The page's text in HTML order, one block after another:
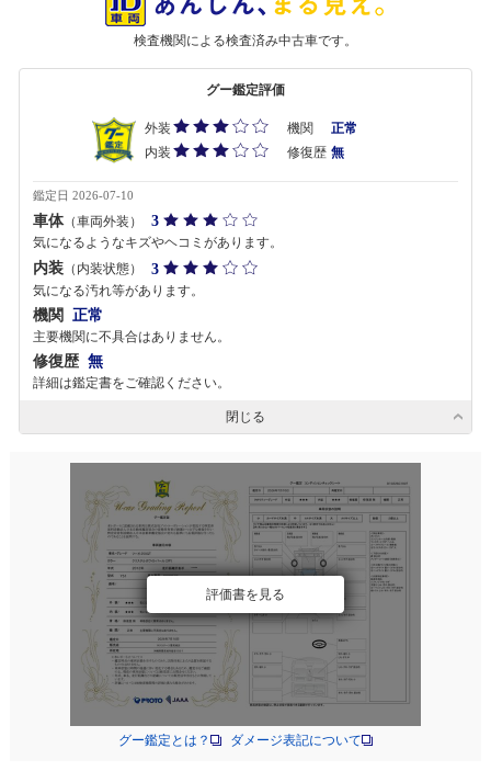
検査機関による検査済み中古車です。
グー鑑定評価
外装 機関
正常
内装
修復歴 無
鑑定日 2026-07-10
車体（車両外装） 3
気になるようなキズやヘコミがあります。
内装 （内装状態） 3
気になる汚れ等があります。
機関 正常
主要機関に不具合はありません。
修復歴 無
詳細は鑑定書をご確認ください。
閉じる
評価書を見る
グー鑑定とは？ ダメージ表記について